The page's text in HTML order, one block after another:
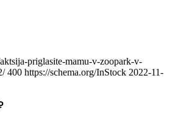
priglasite-mamu-v-zoopark-v-
400 https://schema.org/InStock 2022-11-